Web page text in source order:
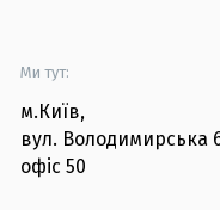
Ми тут:
м.Київ,
вул. Володимирська
офіс 50